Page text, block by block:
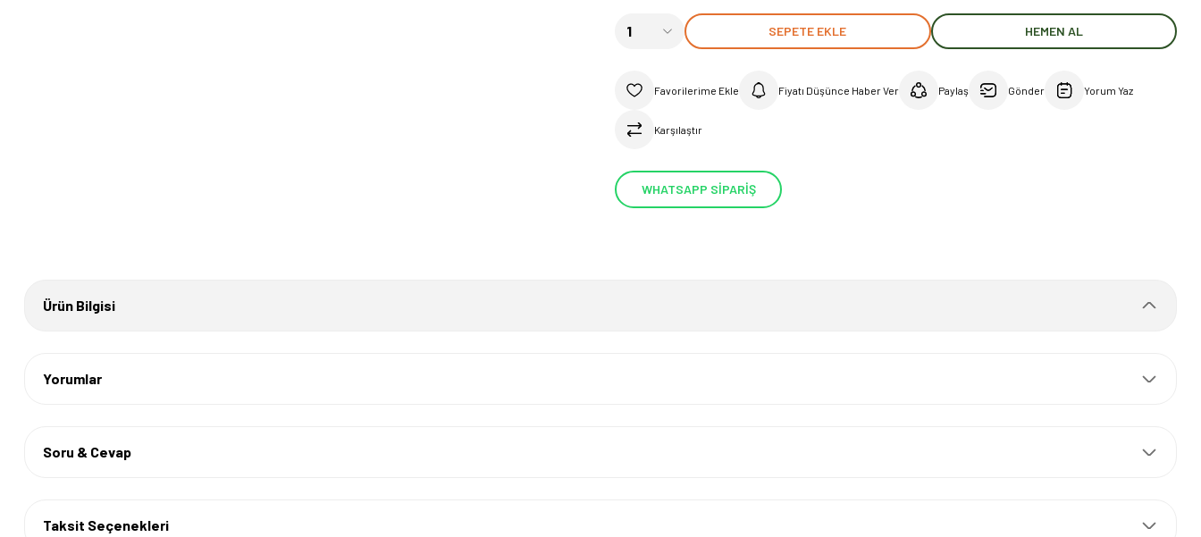
SEPETE EKLE HEMEN AL
Fiyatı Düşünce Haber Ver Paylaş Gönder Yorum Yaz
Karşılaştır
WHATSAPP SİPARİŞ
Ürün Bilgisi
Yorumlar
Soru & Cevap
Taksit Seçenekleri